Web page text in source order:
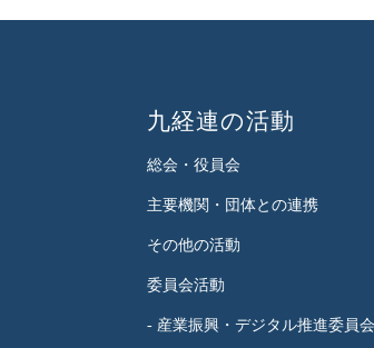
九経連の活動
総会・役員会
主要機関・団体との連携
その他の活動
委員会活動
- 産業振興・デジタル推進委員会